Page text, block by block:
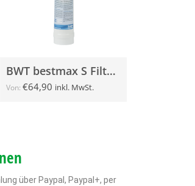
BWT bestmax S Filterkerze
Von: €64,90 inkl. MwSt.
über Paypal, Paypal+, per